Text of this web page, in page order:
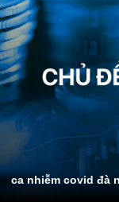
ca nhiễm covid đà